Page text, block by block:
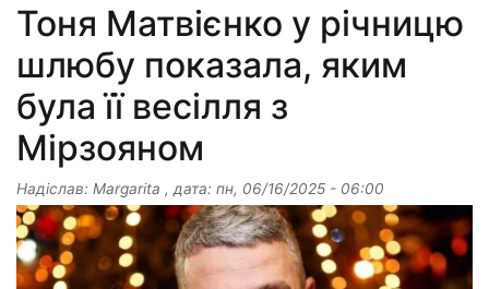
Тоня Матвієнко у річницю
шлюбу показала, яким
була її весілля з
Мірзояном
Надіслав: Margarita , дата: пн, 06/16/2025 - 06:00